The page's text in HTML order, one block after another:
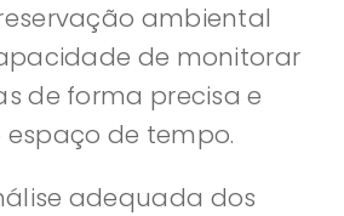
ambiental
de monitorar
de forma precisa e
de tempo.
adequada dos